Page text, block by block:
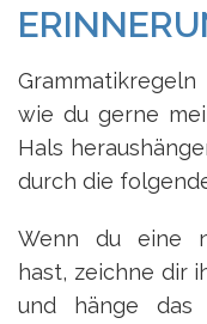
wie du gerne
Hals
durch die
Wenn du eine
hast, zeichne dir
und hänge